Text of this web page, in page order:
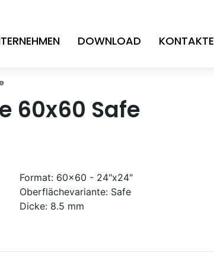
DOWNLOAD KONTAKTE
60x60 Safe
Format: 60x60 - 24"x24"
Oberflächevariante: Safe
Dicke: 8.5 mm